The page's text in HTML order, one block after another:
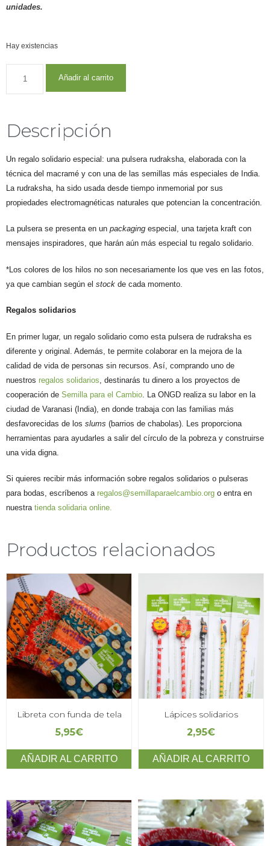
unidades.
Hay existencias
Añadir al carrito
Descripción
Un regalo solidario especial: una pulsera rudraksha, elaborada con la
técnica del macramé y con una de las semillas más especiales de India.
La rudraksha, ha sido usada desde tiempo inmemorial por sus
propiedades electromagnéticas naturales que potencian la concentración.
La pulsera se presenta en un packaging especial, una tarjeta kraft con
mensajes inspiradores, que harán aún más especial tu regalo solidario.
*Los colores de los hilos no son necesariamente los que ves en las fotos,
ya que cambian según el stock de cada momento.
Regalos solidarios
En primer lugar, un regalo solidario como esta pulsera de rudraksha es
diferente y original. Además, te permite colaborar en la mejora de la
calidad de vida de personas sin recursos. Así, comprando uno de
nuestros regalos solidarios , destinarás tu dinero a los proyectos de
cooperación de Semilla para el Cambio . La ONGD realiza su labor en la
ciudad de Varanasi (India), en donde trabaja con las familias más
desfavorecidas de los slums (barrios de chabolas). Les proporciona
herramientas para ayudarles a salir del círculo de la pobreza y construirse
una vida digna.
Si quieres recibir más información sobre regalos solidarios o pulseras
para bodas, escríbenos a regalos@semillaparaelcambio.org o entra en
nuestra tienda solidaria online.
Productos relacionados
Libreta con funda de tela
5,95€
AÑADIR AL CARRITO
Lápices solidarios
2,95€
AÑADIR AL CARRITO